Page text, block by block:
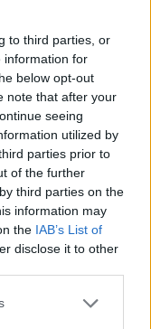
to third parties, or
information for
below opt-out
note that after your
seeing
utilized by
parties prior to
of the further
third parties on the
information may
the IAB’s List of
disclose it to other
τα
πούμε ότι η